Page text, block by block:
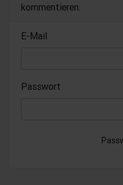
kommentieren.
E-Mail
Passwort